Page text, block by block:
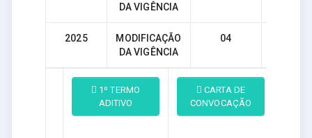
DA VIGÊNCIA
2025
MODIFICAÇÃO
DA VIGÊNCIA
04
1º TERMO
ADITIVO
CARTA DE
CONVOCAÇÃO